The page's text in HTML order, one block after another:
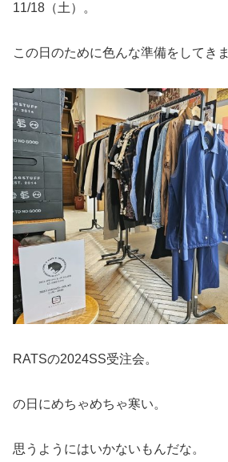
11/18（土）。
この日のために色んな準備をしてきま
RATSの2024SS受注会。
の日にめちゃめちゃ寒い。
思うようにはいかないもんだな。